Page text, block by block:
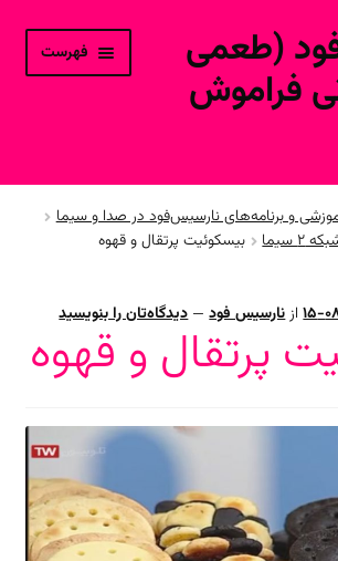
(طعمی
فراموش
فهرست
و برنامه‌های نارسیس‌فود در صدا و سیما
سیما
بیسکوئیت پرتقال و قهوه
ازنارسیس فود —دیدگاه‌تان را بنویسید
پرتقال و قهوه